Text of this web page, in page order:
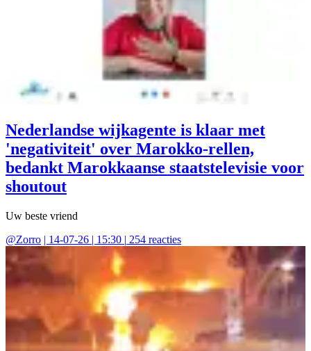
Nederlandse wijkagente is klaar met
'negativiteit' over Marokko-rellen,
bedankt Marokkaanse staatstelevisie voor
shoutout
Uw beste vriend
@Zorro | 14-07-26 | 15:30 | 254 reacties